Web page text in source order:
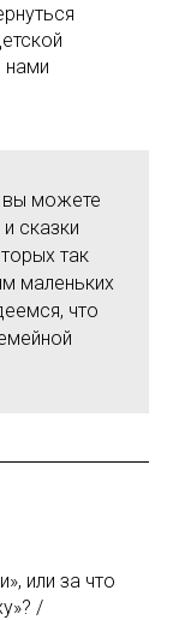
вы можете
сказки
так
маленьких
что
или за что
/